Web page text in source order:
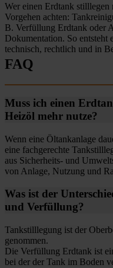
Wer einen Erdtank stilllegen
Vorgehen achten:
B. Verfüllung Erdtank oder
Dokumentation. So entsteht
technisch, rechtlich und in
FAQ
Muss ich einen
Heizöl mehr nutze?
Wenn eine Öltankanlage
eine fachgerechte
aus Sicherheits- und
von Anlage, Nutzung und
Was ist der
und Verfüllung?
Tankstilllegung ist der
genommen.
Die Verfüllung Erdtank ist
bei der der Tank im Boden